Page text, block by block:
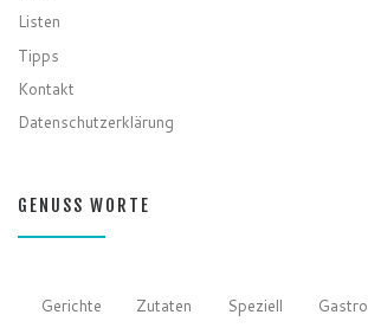
Listen
Tipps
Kontakt
Datenschutzerklärung
GENUSS WORTE
Gerichte Zutaten Speziell Gastro